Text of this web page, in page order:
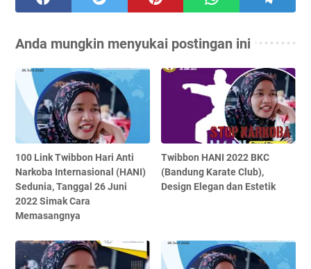
Anda mungkin menyukai postingan ini
100 Link Twibbon Hari Anti
Narkoba Internasional (HANI)
Sedunia, Tanggal 26 Juni
2022 Simak Cara
Memasangnya
Twibbon HANI 2022 BKC
(Bandung Karate Club),
Design Elegan dan Estetik